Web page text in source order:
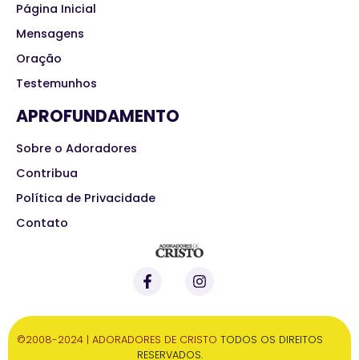
Página Inicial
Mensagens
Oração
Testemunhos
APROFUNDAMENTO
Sobre o Adoradores
Contribua
Política de Privacidade
Contato
©2008-2024 | ADORADORES DE CRISTO TODOS OS DIREITOS
RESERVADOS.